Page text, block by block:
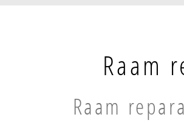
Raam
Raam